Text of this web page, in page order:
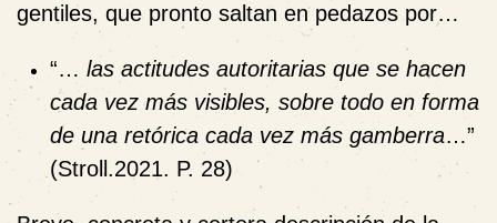
gentiles, que pronto saltan en pedazos por…
“… las actitudes autoritarias que se hacen
cada vez más visibles, sobre todo en forma
de una retórica cada vez más gamberra…”
(Stroll.2021. P. 28)